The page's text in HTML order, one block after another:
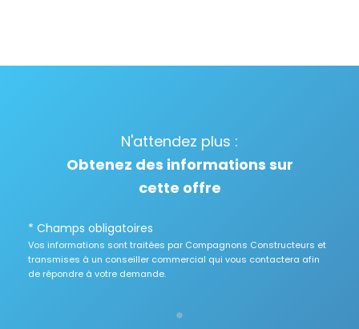
N'attendez plus :
Obtenez des informations sur
cette offre
* Champs obligatoires
Vos informations sont traitées par Compagnons Constructeurs et
transmises à un conseiller commercial qui vous contactera afin
de répondre à votre demande.